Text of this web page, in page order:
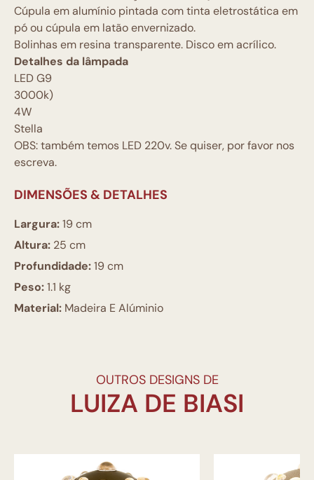
Cúpula em alumínio pintada com tinta eletrostática em
pó ou cúpula em latão envernizado.
Bolinhas em resina transparente. Disco em acrílico.
Detalhes da lâmpada
LED G9
3000k)
4W
Stella
OBS: também temos LED 220v. Se quiser, por favor nos
escreva.
DIMENSÕES & DETALHES
Largura:19 cm
Altura: 25 cm
Profundidade:19 cm
Peso:1.1 kg
Material: Madeira E Alúminio
OUTROS DESIGNS DE